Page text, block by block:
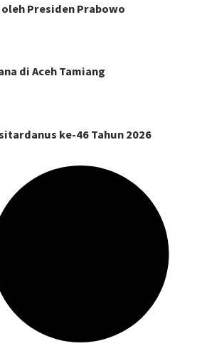
oleh Presiden Prabowo
di Aceh Tamiang
ke-46 Tahun 2026